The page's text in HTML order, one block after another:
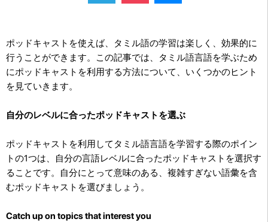
ポッドキャストを使えば、タミル語の学習は楽しく、効果的に
行うことができます。この記事では、タミル語言語を学ぶため
にポッドキャストを利用する方法について、いくつかのヒント
を見ていきます。
自分のレベルに合ったポッドキャストを選ぶ
ポッドキャストを利用してタミル語言語を学習する際のポイン
トの1つは、自分の言語レベルに合ったポッドキャストを選択す
ることです。自分にとって意味のある、複雑すぎない語彙を含
むポッドキャストを選びましょう。
Catch up on topics that interest you